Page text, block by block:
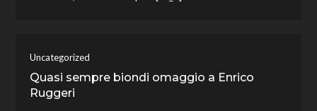
Uncategorized
Quasi sempre biondi omaggio a Enrico
Ruggeri